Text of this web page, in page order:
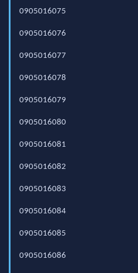
0905016075
0905016076
0905016077
0905016078
0905016079
0905016080
0905016081
0905016082
0905016083
0905016084
0905016085
0905016086